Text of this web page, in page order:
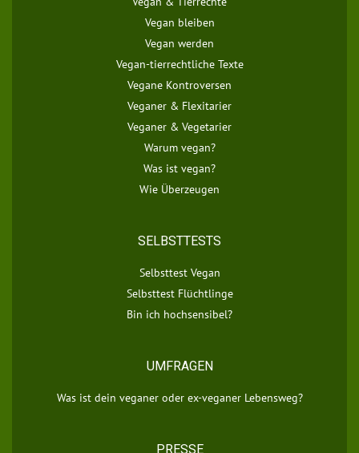
Vegan bleiben
Vegan werden
Vegan-tierrechtliche Texte
Vegane Kontroversen
Veganer & Flexitarier
Veganer & Vegetarier
Warum vegan?
Was ist vegan?
Wie Überzeugen
SELBSTTESTS
Selbsttest Vegan
Selbsttest Flüchtlinge
Bin ich hochsensibel?
UMFRAGEN
Was ist dein veganer oder ex-veganer Lebensweg?
PRESSE